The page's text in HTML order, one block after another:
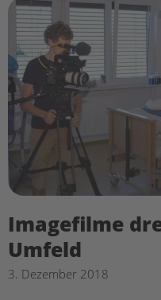
Imagefilme
Umfeld
3. Dezember 2018